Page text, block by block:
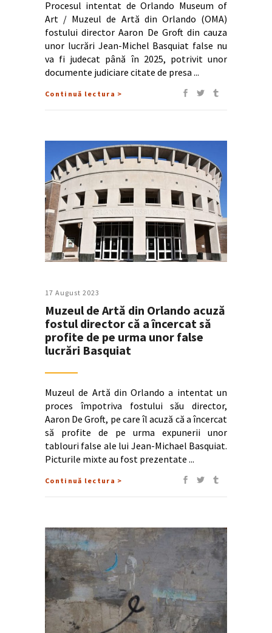
Procesul intentat de Orlando Museum of
Art / Muzeul de Artă din Orlando (OMA)
fostului director Aaron De Groft din cauza
unor lucrări Jean-Michel Basquiat false nu
va fi judecat până în 2025, potrivit unor
documente judiciare citate de presa
Continuă lectura >
17 August 2023
Muzeul de Artă din Orlando acuză
fostul director că a încercat să
profite de pe urma unor false
lucrări Basquiat
Muzeul de Artă din Orlando a intentat un
proces împotriva fostului său director,
Aaron De Groft, pe care îl acuză că a încercat
să profite de pe urma expunerii unor
tablouri false ale lui Jean-Michael Basquiat.
Picturile mixte au fost prezentate
Continuă lectura >